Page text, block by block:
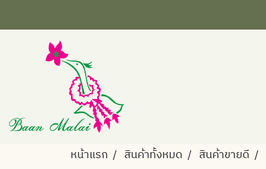
หน้าแรก สินค้าทั้งหมด สินค้าขายดี